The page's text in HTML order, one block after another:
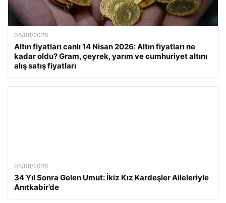
06/08/2026
Altın fiyatları canlı 14 Nisan 2026: Altın fiyatları ne
kadar oldu? Gram, çeyrek, yarım ve cumhuriyet altını
alış satış fiyatları
05/08/2026
34 Yıl Sonra Gelen Umut: İkiz Kız Kardeşler Aileleriyle
Anıtkabir’de